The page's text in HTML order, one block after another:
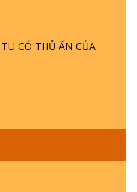
CÓ THỦ ẤN CỦA
ĐẶC BIỆT PHẦN 20
LÀ AI? PHIỀN NÃO